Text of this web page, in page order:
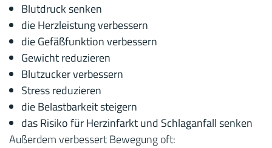
Blutdruck senken
die Herzleistung verbessern
die Gefäßfunktion verbessern
Gewicht reduzieren
Blutzucker verbessern
Stress reduzieren
die Belastbarkeit steigern
das Risiko für Herzinfarkt und Schlaganfall senken
Außerdem verbessert Bewegung oft: